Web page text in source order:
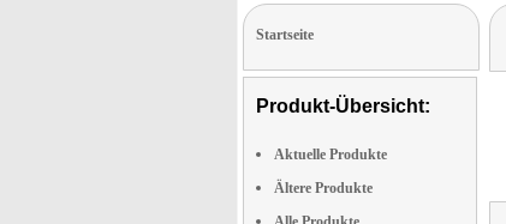
Startseite
Produkt-Übersicht:
Aktuelle Produkte
Ältere Produkte